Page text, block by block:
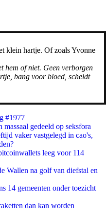
klein hartje. Of zoals Yvonne
hem of niet. Geen verborgen
bang voor bloed, scheldt
#1977
gedeeld op seksfora
vaker vastgelegd in cao's,
leeg voor 114
Wallen na golf van diefstal en
14 gemeenten onder toezicht
dan kan worden